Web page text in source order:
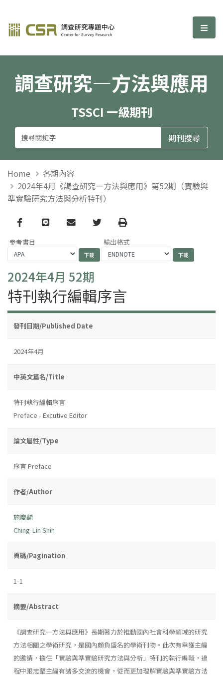
調查研究—方法與應用期刊 選
調查研究—方法與應用
TSSCI 一級期刊
Home
各期內容
2024年4月《調查研究—方法與應用》第52期（實驗與
準實驗研究方法與分析特刊）
Facebook
line email TwitterPrint
參考書目 輸出格式
2024年4月 52期
特刊執行編輯序言
發刊日期/Published Date
2024年4月
中英文篇名/Title
特刊執行編輯序言
Preface - Excutive Editor
論文屬性/Type
序言 Preface
作者/Author
施慶麟
Ching-Lin Shih
頁碼/Pagination
1-1
摘要/Abstract
《調查研究—方法與應用》長期著力於推動國內社會科學領域的研究
方法相關之學術研究，是國內頗負盛名的學術刊物。此次有幸獲主編
的邀請，擔任「實驗與準實驗研究方法與分析」特刊的執行編輯，過
程中跟志堅主編有諸多交流的機會，從而更加理解實驗與準實驗方法